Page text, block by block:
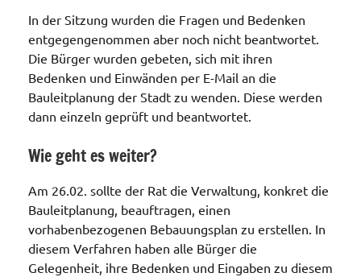
In der Sitzung wurden die Fragen und Bedenken
entgegengenommen aber noch nicht beantwortet.
Die Bürger wurden gebeten, sich mit ihren
Bedenken und Einwänden per E-Mail an die
Bauleitplanung der Stadt zu wenden. Diese werden
dann einzeln geprüft und beantwortet.
Wie geht es weiter?
Am 26.02. sollte der Rat die Verwaltung, konkret die
Bauleitplanung, beauftragen, einen
vorhabenbezogenen Bebauungsplan zu erstellen. In
diesem Verfahren haben alle Bürger die
Gelegenheit, ihre Bedenken und Eingaben zu diesem